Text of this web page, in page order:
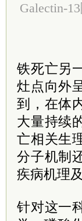
Galectin-
铁死亡另
灶点向外
到，在体
大量持续
亡相关生
分子机制
疾病机理
针对这一